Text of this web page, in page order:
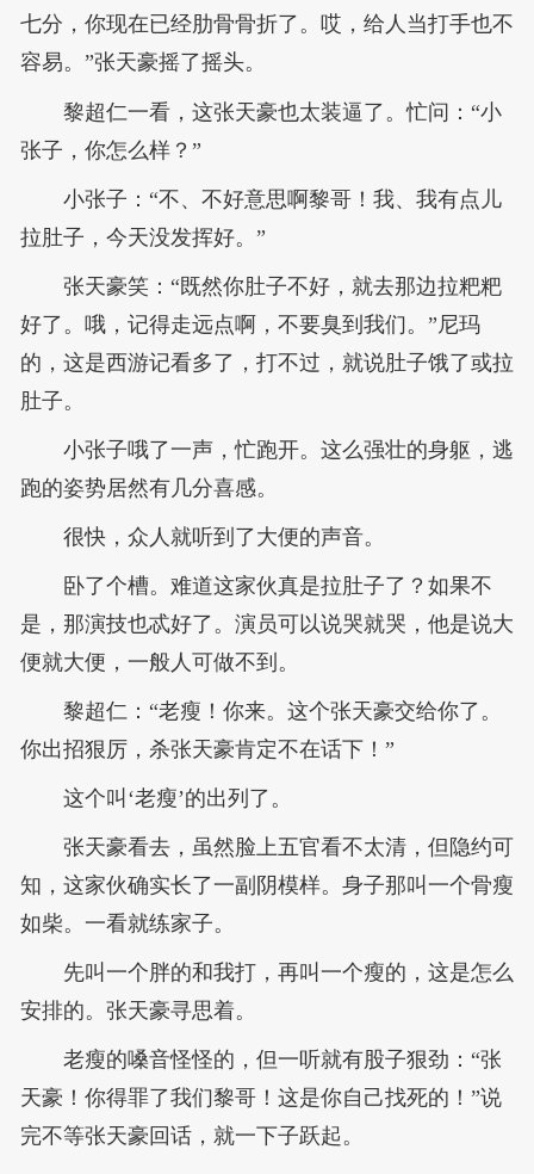
七分，你现在已经肋骨骨折了。哎，给人当打手也不
容易。”张天豪摇了摇头。
黎超仁一看，这张天豪也太装逼了。忙问：“小
张子，你怎么样？”
小张子：“不、不好意思啊黎哥！我、我有点儿
拉肚子，今天没发挥好。”
张天豪笑：“既然你肚子不好，就去那边拉粑粑
好了。哦，记得走远点啊，不要臭到我们。”尼玛
的，这是西游记看多了，打不过，就说肚子饿了或拉
肚子。
小张子哦了一声，忙跑开。这么强壮的身躯，逃
跑的姿势居然有几分喜感。
很快，众人就听到了大便的声音。
卧了个槽。难道这家伙真是拉肚子了？如果不
是，那演技也忒好了。演员可以说哭就哭，他是说大
便就大便，一般人可做不到。
黎超仁：“老瘦！你来。这个张天豪交给你了。
你出招狠厉，杀张天豪肯定不在话下！”
这个叫‘老瘦’的出列了。
张天豪看去，虽然脸上五官看不太清，但隐约可
知，这家伙确实长了一副阴模样。身子那叫一个骨瘦
如柴。一看就练家子。
先叫一个胖的和我打，再叫一个瘦的，这是怎么
安排的。张天豪寻思着。
老瘦的嗓音怪怪的，但一听就有股子狠劲：“张
天豪！你得罪了我们黎哥！这是你自己找死的！”说
完不等张天豪回话，就一下子跃起。